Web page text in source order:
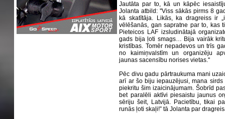
Jautāta par to, kā un kāpēc
Jolanta atbild: ''Viss sākās pirms 8
kā skatītāja. Likās, ka dragreiss ir
vēlēšanās, gan sapratne par to, kas
Pieteicos LAF izsludinātajā
gads bija ļoti smags… Bija vairāk
kristības. Tomēr nepadevos un trīs
no kaimiņvalstīm un organizēju
jaunas sacensību norises vietas.''
Pēc divu gadu pārtraukuma mani
arī ar šo biju iepauzējusi, mana
piekritu šim izaicinājumam. Šobrīd
bet paralēli aktīvi piesaistu jaunus
sēriju šeit, Latvijā. Pacietību, tikai
runās ļoti skaļi!” tā Jolanta par